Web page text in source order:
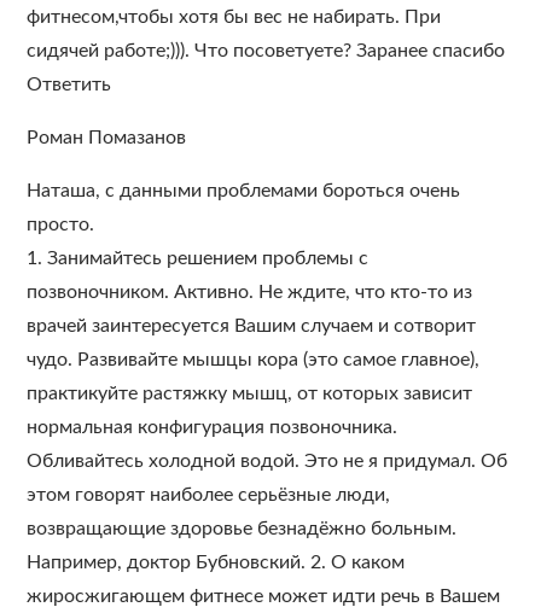
фитнесом,чтобы хотя бы вес не набирать. При
сидячей работе;))). Что посоветуете? Заранее спасибо
Ответить
Роман Помазанов
Наташа, с данными проблемами бороться очень
просто.
1. Занимайтесь решением проблемы с
позвоночником. Активно. Не ждите, что кто-то из
врачей заинтересуется Вашим случаем и сотворит
чудо. Развивайте мышцы кора (это самое главное),
практикуйте растяжку мышц, от которых зависит
нормальная конфигурация позвоночника.
Обливайтесь холодной водой. Это не я придумал. Об
этом говорят наиболее серьёзные люди,
возвращающие здоровье безнадёжно больным.
Например, доктор Бубновский. 2. О каком
жиросжигающем фитнесе может идти речь в Вашем